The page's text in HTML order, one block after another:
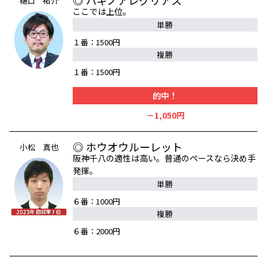
ここでは上位。
単勝
１番：1500円
複勝
１番：1500円
的中！
－1,050円
小松 真也 ◎ ホウオウルーレット
阪神千八の適性は高い。普通のペースなら決め手
発揮。
単勝
６番：1000円
複勝
６番：2000円